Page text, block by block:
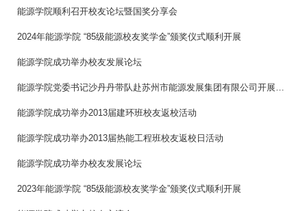
能源学院顺利召开校友论坛暨国奖分享会
2024年能源学院 “85级能源校友奖学金”颁奖仪式顺利开展
能源学院成功举办校友发展论坛
能源学院党委书记沙丹丹带队赴苏州市能源发展集团有限公司开展访企拓岗活动
能源学院成功举办2013届建环班校友返校活动
能源学院成功举办2013届热能工程班校友返校日活动
能源学院成功举办校友发展论坛
2023年能源学院 “85级能源校友奖学金”颁奖仪式顺利开展